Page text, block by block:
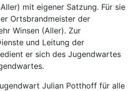
mit eigener Satzung. Für sie
Ortsbrandmeister der
Winsen (Aller). Zur
und Leitung der
er sich des Jugendwartes
Julian Potthoff für alle